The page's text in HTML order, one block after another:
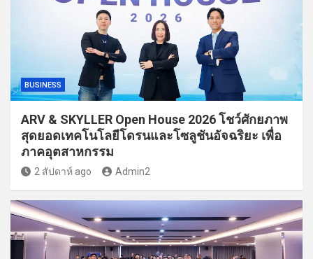
BUSINESS
ARV & SKYLLER Open House 2026 โชว์ศักยภาพ
สุดยอดเทคโนโลยีโดรนและโซลูชันอัจฉริยะ เพื่อ
ภาคอุตสาหกรรม
2 สัปดาห์ ago Admin2